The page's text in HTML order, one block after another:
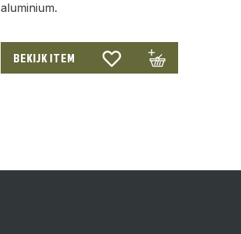
aluminium.
BEKIJK ITEM